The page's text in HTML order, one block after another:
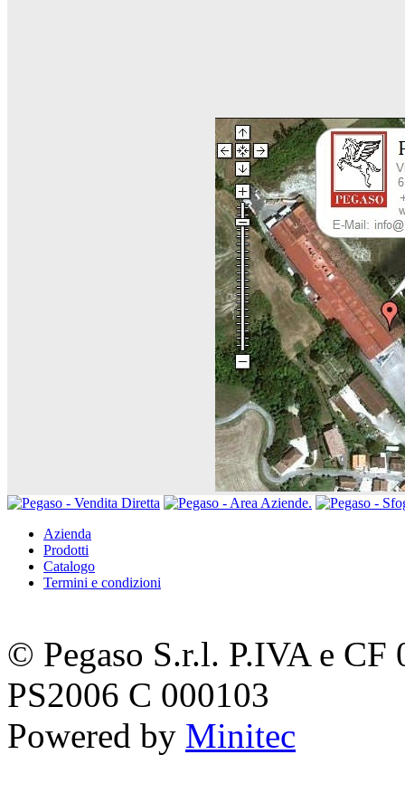
Azienda
Prodotti
Catalogo
Termini e condizioni
© Pegaso S.r.l. P.IVA e
PS2006 C 000103
Powered by Minitec